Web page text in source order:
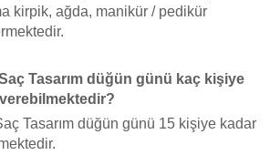
kirpik, ağda, manikür / pedikür
Tasarım düğün günü kaç kişiye
Tasarım düğün günü 15 kişiye kadar